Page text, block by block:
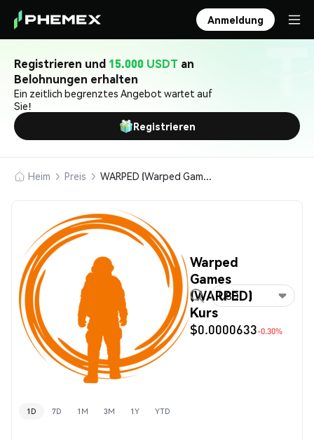
Anmeldung
Registrieren und 15.000 USDT an
Belohnungen erhalten
Ein zeitlich begrenztes Angebot wartet auf
Sie!
Registrieren
Heim Preis WARPED (Warped Games)
Warped
Games
(WARPED)
Kurs
$0.0000633-0.30%
USD
1D 7D 1M 3M 1Y YTD